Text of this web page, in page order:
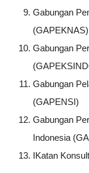
Gabungan
(GAPEKNAS)
Gabungan
Gabungan
(GAPENSI)
Gabungan
Indonesia
IKatan